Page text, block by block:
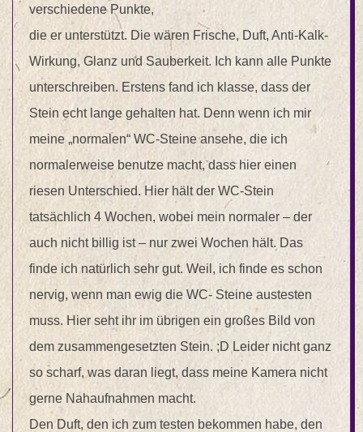
verschiedene Punkte,
die er unterstützt. Die wären Frische, Duft, Anti-Kalk-
Wirkung, Glanz und Sauberkeit. Ich kann alle Punkte
unterschreiben. Erstens fand ich klasse, dass der
Stein echt lange gehalten hat. Denn wenn ich mir
meine „normalen“ WC-Steine ansehe, die ich
normalerweise benutze macht, dass hier einen
riesen Unterschied. Hier hält der WC-Stein
tatsächlich 4 Wochen, wobei mein normaler – der
auch nicht billig ist – nur zwei Wochen hält. Das
finde ich natürlich sehr gut. Weil, ich finde es schon
nervig, wenn man ewig die WC- Steine austesten
muss. Hier seht ihr im übrigen ein großes Bild von
dem zusammengesetzten Stein. ;D Leider nicht ganz
so scharf, was daran liegt, dass meine Kamera nicht
gerne Nahaufnahmen macht.
Den Duft, den ich zum testen bekommen habe, den